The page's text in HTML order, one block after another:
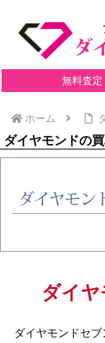
無料査定
ホーム
ダイヤモンドの
ダイヤ
ダイヤモンドセ